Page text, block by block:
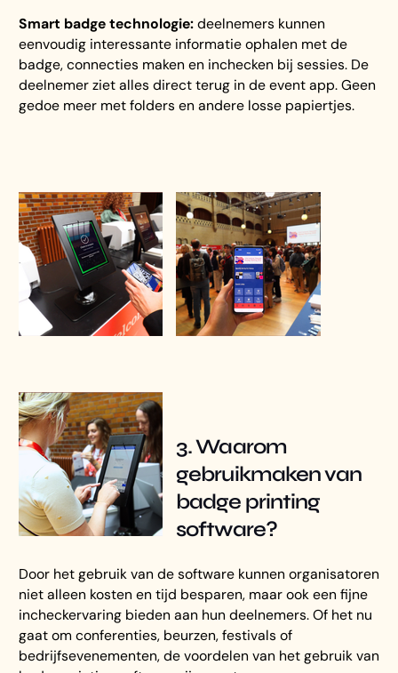
Smart badge technologie:deelnemers kunnen
eenvoudig interessante informatie ophalen met de
badge, connecties maken en inchecken bij sessies. De
deelnemer ziet alles direct terug in de event app. Geen
gedoe meer met folders en andere losse papiertjes.
3. Waarom
gebruikmaken van
badge printing
software?
Door het gebruik van de software kunnen organisatoren
niet alleen kosten en tijd besparen, maar ook een fijne
incheckervaring bieden aan hun deelnemers. Of het nu
gaat om conferenties, beurzen, festivals of
bedrijfsevenementen, de voordelen van het gebruik van